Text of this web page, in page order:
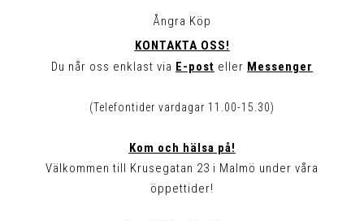
Ångra Köp
KONTAKTA OSS!
Du når oss enklast via E-post eller Messenger
(Telefontider vardagar 11.00-15.30)
Kom och hälsa på!
Välkommen till Krusegatan 23 i Malmö under våra
öppettider!